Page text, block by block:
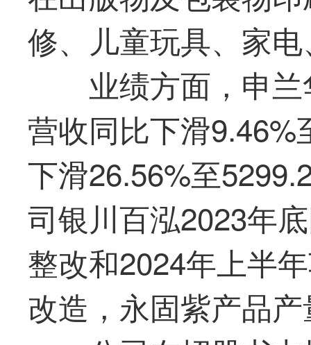
修、儿童玩具、家
业绩方面，申
营收同比下滑
下滑26.56%至
司银川百泓2023年
整改和2024年上半
改造，永固紫产品